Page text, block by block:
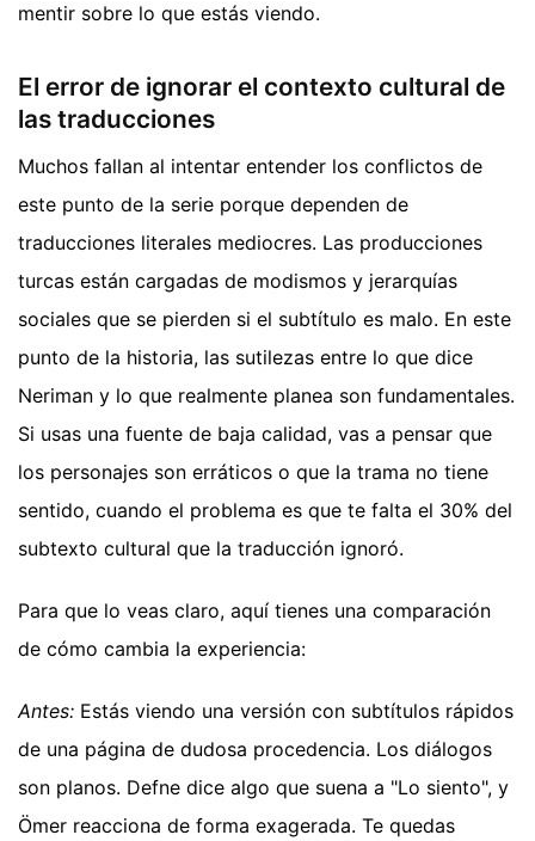
mentir sobre lo que estás viendo.
El error de ignorar el contexto cultural de
las traducciones
Muchos fallan al intentar entender los conflictos de
este punto de la serie porque dependen de
traducciones literales mediocres. Las producciones
turcas están cargadas de modismos y jerarquías
sociales que se pierden si el subtítulo es malo. En este
punto de la historia, las sutilezas entre lo que dice
Neriman y lo que realmente planea son fundamentales.
Si usas una fuente de baja calidad, vas a pensar que
los personajes son erráticos o que la trama no tiene
sentido, cuando el problema es que te falta el 30% del
subtexto cultural que la traducción ignoró.
Para que lo veas claro, aquí tienes una comparación
de cómo cambia la experiencia:
Antes: Estás viendo una versión con subtítulos rápidos
de una página de dudosa procedencia. Los diálogos
son planos. Defne dice algo que suena a "Lo siento", y
Ömer reacciona de forma exagerada. Te quedas